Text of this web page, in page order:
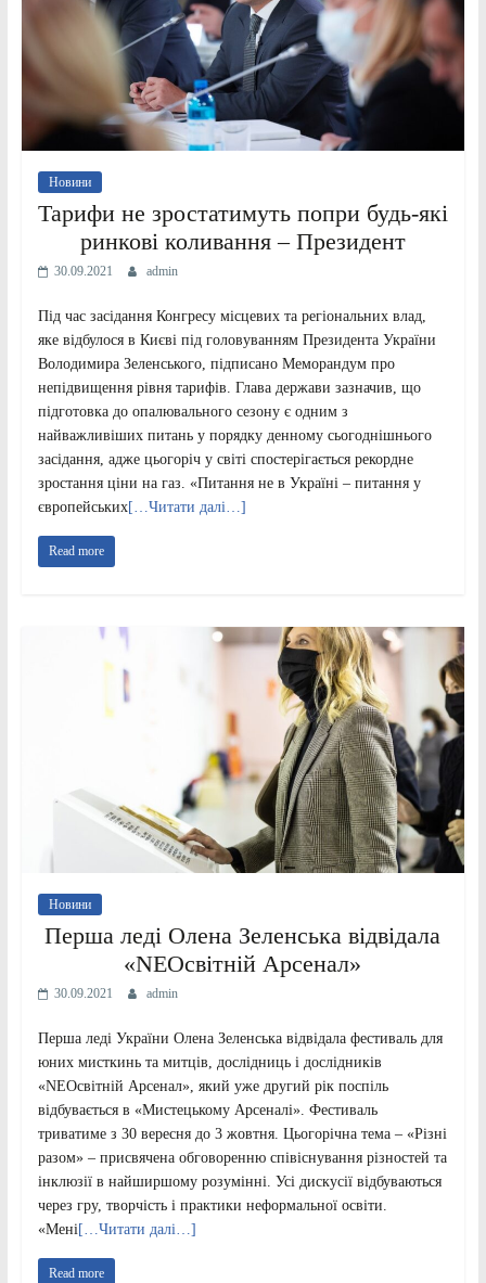
Новини
Тарифи не зростатимуть попри будь-які
ринкові коливання – Президент
30.09.2021 admin
Під час засідання Конгресу місцевих та регіональних влад,
яке відбулося в Києві під головуванням Президента України
Володимира Зеленського, підписано Меморандум про
непідвищення рівня тарифів. Глава держави зазначив, що
підготовка до опалювального сезону є одним з
найважливіших питань у порядку денному сьогоднішнього
засідання, адже цьогоріч у світі спостерігається рекордне
зростання ціни на газ. «Питання не в Україні – питання у
європейських[…Читати далі…]
Read more
Новини
Перша леді Олена Зеленська відвідала
«NEOсвітній Арсенал»
30.09.2021 admin
Перша леді України Олена Зеленська відвідала фестиваль для
юних мисткинь та митців, дослідниць і дослідників
«NEOсвітній Арсенал», який уже другий рік поспіль
відбувається в «Мистецькому Арсеналі». Фестиваль
триватиме з 30 вересня до 3 жовтня. Цьогорічна тема – «Різні
разом» – присвячена обговоренню співіснування різностей та
інклюзії в найширшому розумінні. Усі дискусії відбуваються
через гру, творчість і практики неформальної освіти.
«Мені[…Читати далі…]
Read more